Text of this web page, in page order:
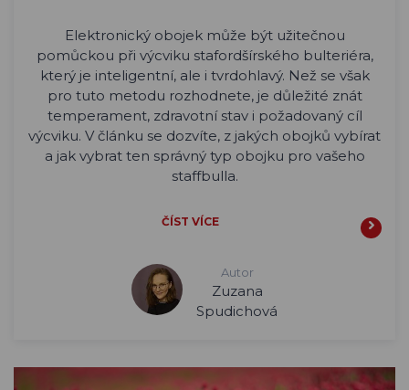
Elektronický obojek může být užitečnou
pomůckou při výcviku stafordšírského bulteriéra,
který je inteligentní, ale i tvrdohlavý. Než se však
pro tuto metodu rozhodnete, je důležité znát
temperament, zdravotní stav i požadovaný cíl
výcviku. V článku se dozvíte, z jakých obojků vybírat
a jak vybrat ten správný typ obojku pro vašeho
staffbulla.
ČÍST VÍCE
Autor
Zuzana
Spudichová